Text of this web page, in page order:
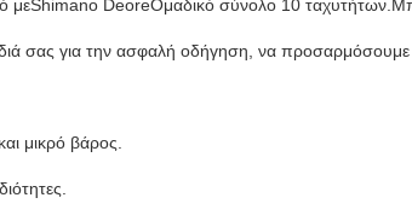
μεShimano DeoreΟμαδικό σύνολο 10
σας για την ασφαλή οδήγηση, να προσαρμόσουμε
μικρό βάρος.